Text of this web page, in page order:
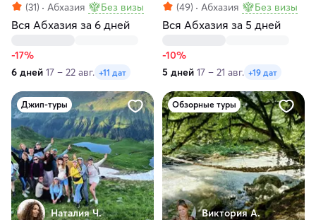
(31) Абхазия Без визы
Вся Абхазия за 6 дней
-17%
6 дней 17 – 22 авг. +11 дат
(49) Абхазия Без визы
Вся Абхазия за 5 дней
-10%
5 дней 17 – 21 авг. +19 дат
Джип-туры
Наталия Ч.
Обзорные туры
Виктория А.